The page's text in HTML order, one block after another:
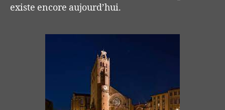
existe encore aujourd’hui.